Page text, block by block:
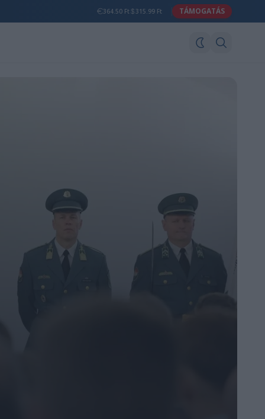
364.50 Ft 315.99 Ft TÁMOGATÁS